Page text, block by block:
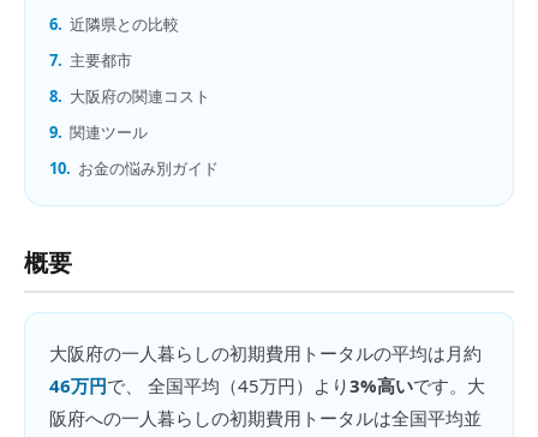
6. 近隣県との比較
7. 主要都市
8. 大阪府の関連コスト
9. 関連ツール
10. お金の悩み別ガイド
概要
大阪府の一人暮らしの初期費用トータルの平均は月約
46万円で、 全国平均（45万円）より3%高いです。 大
阪府への一人暮らしの初期費用トータルは全国平均並